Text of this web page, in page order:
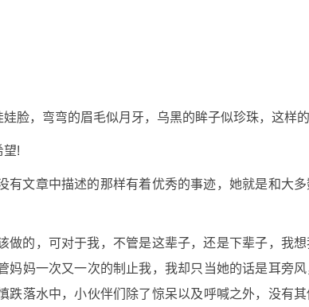
脸，弯弯的眉毛似月牙，乌黑的眸子似珍珠，这样
望!
文章中描述的那样有着优秀的事迹，她就是和大
的，可对于我，不管是这辈子，还是下辈子，我
妈一次又一次的制止我，我却只当她的话是耳旁
落水中，小伙伴们除了惊呆以及呼喊之外，没有